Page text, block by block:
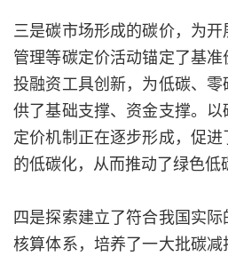
三是碳市场形成的碳价，为
管理等碳定价活动锚定了基
投融资工具创新，为低碳、
供了基础支撑、资金支撑。
定价机制正在逐步形成，促
的低碳化，从而推动了绿色低
四是探索建立了符合我国实
核算体系，培养了一大批碳